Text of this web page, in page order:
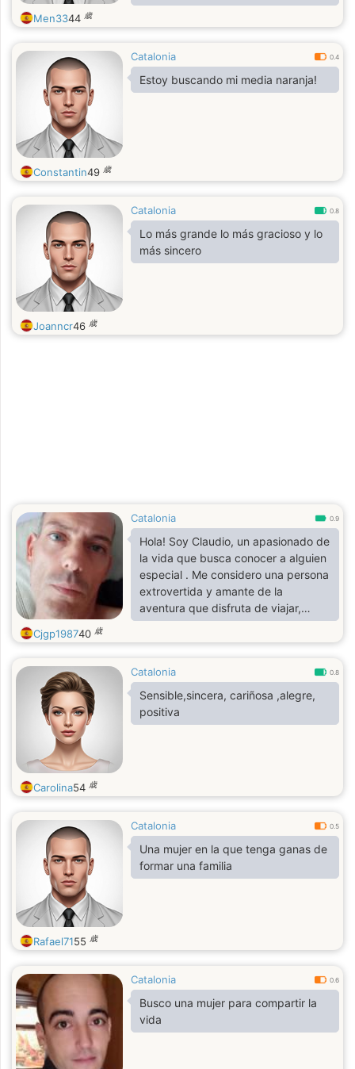
Salir a comer fuera,viajar y descubrir
nuevos lugares , me gusta pasar
La familia es lo primero para mí .
Men3344 歳
Catalonia 0.4
Estoy buscando mi media naranja!
Constantin49 歳
Catalonia 0.8
Lo más grande lo más gracioso y lo
más sincero
Joanncr46 歳
Catalonia 0.9
Hola! Soy Claudio, un apasionado de
la vida que busca conocer a alguien
especial . Me considero una persona
extrovertida y amante de la
aventura que disfruta de viajar,
cocinar y explorar nuevas culturas.
Estoy aquí para encontrar una
momentos divertidos e inolvidables.
Si valoras la honestidad, la lealtad y
buscas una relación significativa,
¡estoy emocionado por conocerte!
Cjgp198740 歳
Catalonia 0.8
Sensible,sincera, cariñosa ,alegre,
positiva
Carolina54 歳
Catalonia 0.5
Una mujer en la que tenga ganas de
formar una familia
Rafael7155 歳
Catalonia 0.6
Busco una mujer para compartir la
vida